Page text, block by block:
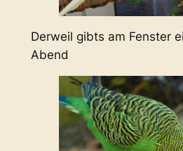
Derweil gibts am Fenster
Abend